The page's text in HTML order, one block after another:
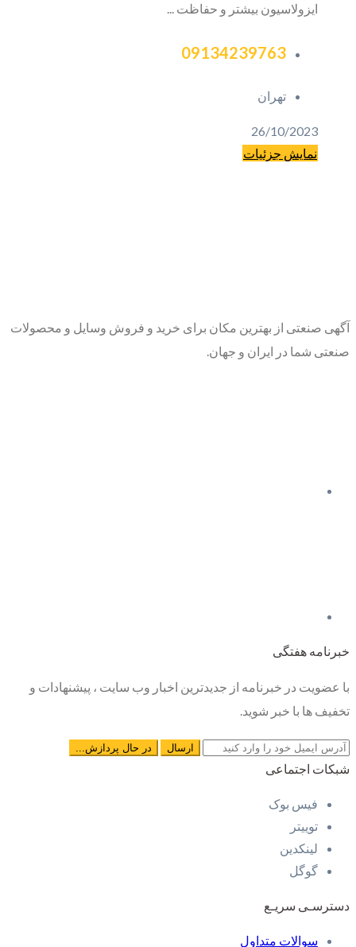
ایزولاسیون بیشتر و حفاظت ...
09134239763
تهران
26/10/2023
نمایش جزئیات
آگهی صنعتی از بهترین مکان برای خرید و فروش وسایل و محصولات
صنعتی شما در ایران و جهان.
خبرنامه هفتگی
با عضویت در خبرنامه از جدیدترین اخبار وب سایت ، پیشنهادات و
تخفیف ها با خبر شوید.
شبکات اجتماعی
فیس بوک
توییتر
لینکدین
گوگل
دسترسـی سریـع
سوالات متداول